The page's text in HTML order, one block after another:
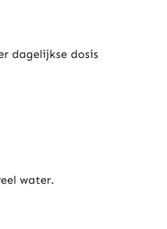
dagelijkse dosis
water.